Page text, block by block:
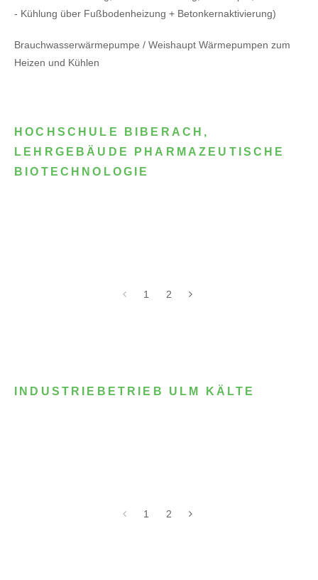
- Kühlung über Fußbodenheizung + Betonkernaktivierung)
Brauchwasserwärmepumpe / Weishaupt Wärmepumpen zum
Heizen und Kühlen
HOCHSCHULE BIBERACH,
LEHRGEBÄUDE PHARMAZEUTISCHE
BIOTECHNOLOGIE
1 2
INDUSTRIEBETRIEB ULM KÄLTE
1 2